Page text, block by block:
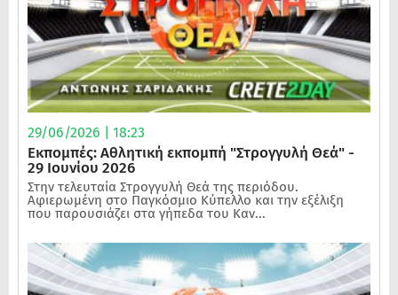
29/06/2026 | 18:23
Εκπομπές: Αθλητική εκπομπή "Στρογγυλή Θεά" -
29 Ιουνίου 2026
Στην τελευταία Στρογγυλή Θεά της περιόδου.
Αφιερωμένη στο Παγκόσμιο Κύπελλο και την εξέλιξη
που παρουσιάζει στα γήπεδα του Καν...